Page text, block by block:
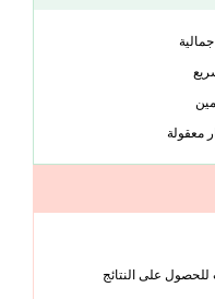
معقولة
على النتائج